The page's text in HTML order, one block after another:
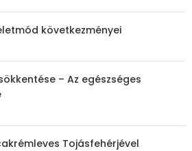
következményei
– Az egészséges
Tojásfehérjével